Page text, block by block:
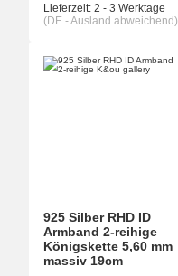
Lieferzeit: 2 - 3 Werktage
(DE - Ausland abweichend)
925 Silber RHD ID
Armband 2-reihige
Königskette 5,60 mm
massiv 19cm